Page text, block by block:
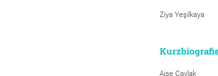
Ziya Yeşilkaya
Aişe Çavlak